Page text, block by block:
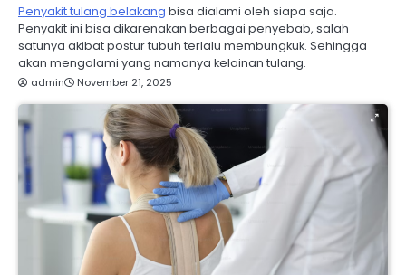
Penyakit tulang belakang bisa dialami oleh siapa saja.
Penyakit ini bisa dikarenakan berbagai penyebab, salah
satunya akibat postur tubuh terlalu membungkuk. Sehingga
akan mengalami yang namanya kelainan tulang.
admin November 21, 2025